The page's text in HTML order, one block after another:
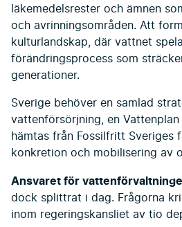
läkemedelsrester och ämnen
och avrinningsområden. Att
kulturlandskap, där vattnet
förändringsprocess som
generationer.
Sverige behöver en samlad
vattenförsörjning, en
hämtas från Fossilfritt Sveriges
konkretion och mobilisering av
Ansvaret för
dock splittrat i dag. Frågorna
inom regeringskansliet av tio